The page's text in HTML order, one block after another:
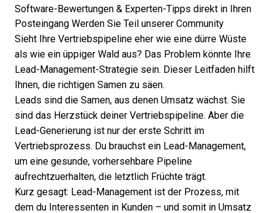
Software-Bewertungen & Experten-Tipps direkt in Ihren
Posteingang Werden Sie Teil unserer Community
Sieht Ihre Vertriebspipeline eher wie eine dürre Wüste
als wie ein üppiger Wald aus? Das Problem könnte Ihre
Lead-Management-Strategie sein. Dieser Leitfaden hilft
Ihnen, die richtigen Samen zu säen.
Leads sind die Samen, aus denen Umsatz wächst. Sie
sind das Herzstück deiner Vertriebspipeline. Aber die
Lead-Generierung ist nur der erste Schritt im
Vertriebsprozess. Du brauchst ein Lead-Management,
um eine gesunde, vorhersehbare Pipeline
aufrechtzuerhalten, die letztlich Früchte trägt.
Kurz gesagt: Lead-Management ist der Prozess, mit
dem du Interessenten in Kunden – und somit in Umsatz